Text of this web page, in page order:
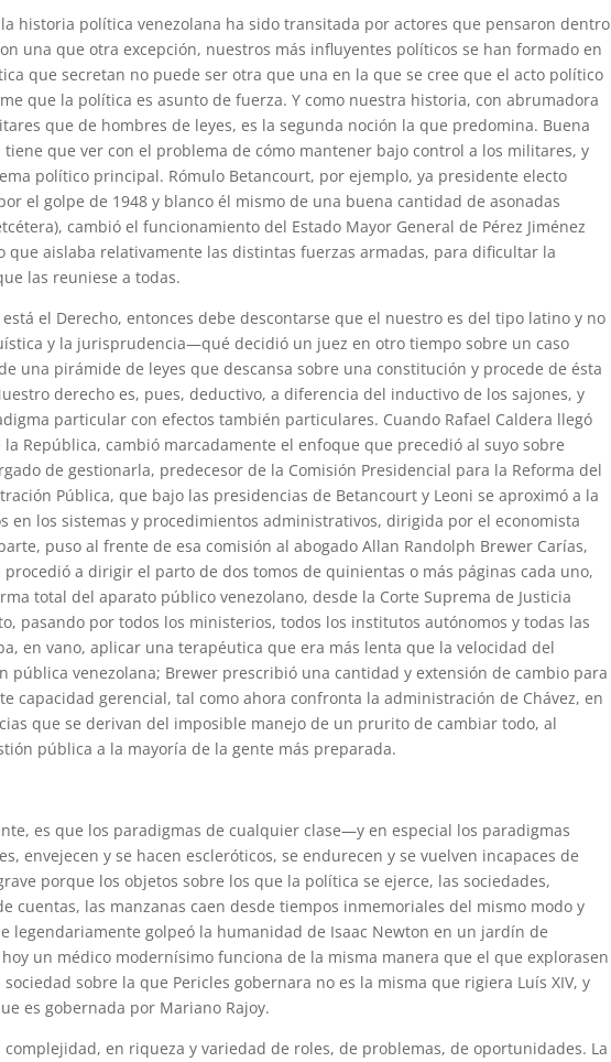
historia política venezolana ha sido transitada por actores que pensaron dentro
una que otra excepción, nuestros más influyentes políticos se han formado en
que secretan no puede ser otra que una en la que se cree que el acto político
que la política es asunto de fuerza. Y como nuestra historia, con abrumadora
que de hombres de leyes, es la segunda noción la que predomina. Buena
que ver con el problema de cómo mantener bajo control a los militares, y
político principal. Rómulo Betancourt, por ejemplo, ya presidente electo
el golpe de 1948 y blanco él mismo de una buena cantidad de asonadas
cambió el funcionamiento del Estado Mayor General de Pérez Jiménez
que aislaba relativamente las distintas fuerzas armadas, para dificultar la
las reuniese a todas.
el Derecho, entonces debe descontarse que el nuestro es del tipo latino y no
y la jurisprudencia—qué decidió un juez en otro tiempo sobre un caso
una pirámide de leyes que descansa sobre una constitución y procede de ésta
derecho es, pues, deductivo, a diferencia del inductivo de los sajones, y
particular con efectos también particulares. Cuando Rafael Caldera llegó
República, cambió marcadamente el enfoque que precedió al suyo sobre
de gestionarla, predecesor de la Comisión Presidencial para la Reforma del
Pública, que bajo las presidencias de Betancourt y Leoni se aproximó a la
en los sistemas y procedimientos administrativos, dirigida por el economista
puso al frente de esa comisión al abogado Allan Randolph Brewer Carías,
a dirigir el parto de dos tomos de quinientas o más páginas cada uno,
total del aparato público venezolano, desde la Corte Suprema de Justicia
pasando por todos los ministerios, todos los institutos autónomos y todas las
en vano, aplicar una terapéutica que era más lenta que la velocidad del
pública venezolana; Brewer prescribió una cantidad y extensión de cambio para
capacidad gerencial, tal como ahora confronta la administración de Chávez, en
que se derivan del imposible manejo de un prurito de cambiar todo, al
pública a la mayoría de la gente más preparada.
es que los paradigmas de cualquier clase—y en especial los paradigmas
envejecen y se hacen escleróticos, se endurecen y se vuelven incapaces de
porque los objetos sobre los que la política se ejerce, las sociedades,
cuentas, las manzanas caen desde tiempos inmemoriales del mismo modo y
legendariamente golpeó la humanidad de Isaac Newton en un jardín de
un médico modernísimo funciona de la misma manera que el que explorasen
sobre la que Pericles gobernara no es la misma que rigiera Luís XIV, y
es gobernada por Mariano Rajoy.
complejidad, en riqueza y variedad de roles, de problemas, de oportunidades. La